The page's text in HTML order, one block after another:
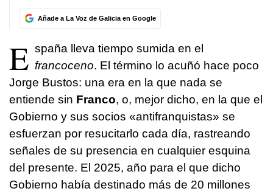
Añade a La Voz de Galicia en Google
E spaña lleva tiempo sumida en el
francoceno. El término lo acuñó hace poco
Jorge Bustos: una era en la que nada se
entiende sin Franco, o, mejor dicho, en la que el
Gobierno y sus socios «antifranquistas» se
esfuerzan por resucitarlo cada día, rastreando
señales de su presencia en cualquier esquina
del presente. El 2025, año para el que dicho
Gobierno había destinado más de 20 millones